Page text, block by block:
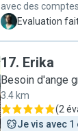
avec des
professionnels,
B Evaluation
17. Erika
Besoin d'ange
3.4 km
(2
Je vis avec 1